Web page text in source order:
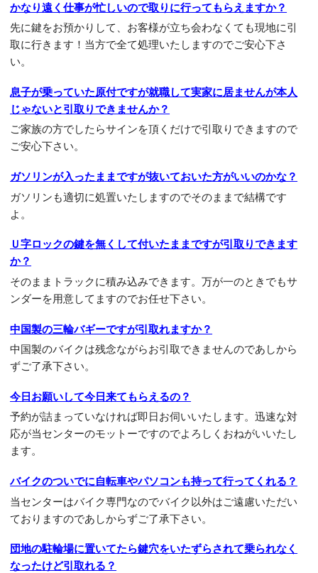
かなり遠く仕事が忙しいので取りに行ってもらえますか？
先に鍵をお預かりして、お客様が立ち会わなくても現地に引
取に行きます！当方で全て処理いたしますのでご安心下さ
い。
息子が乗っていた原付ですが就職して実家に居ませんが本人
じゃないと引取りできませんか？
ご家族の方でしたらサインを頂くだけで引取りできますので
ご安心下さい。
ガソリンが入ったままですが抜いておいた方がいいのかな？
ガソリンも適切に処置いたしますのでそのままで結構です
よ。
Ｕ字ロックの鍵を無くして付いたままですが引取りできます
か？
そのままトラックに積み込みできます。万が一のときでもサ
ンダーを用意してますのでお任せ下さい。
中国製の三輪バギーですが引取れますか？
中国製のバイクは残念ながらお引取できませんのであしから
ずご了承下さい。
今日お願いして今日来てもらえるの？
予約が詰まっていなければ即日お伺いいたします。迅速な対
応が当センターのモットーですのでよろしくおねがいいたし
ます。
バイクのついでに自転車やパソコンも持って行ってくれる？
当センターはバイク専門なのでバイク以外はご遠慮いただい
ておりますのであしからずご了承下さい。
団地の駐輪場に置いてたら鍵穴をいたずらされて乗られなく
なったけど引取れる？